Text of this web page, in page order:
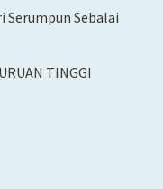
Serumpun Sebalai
TINGGI